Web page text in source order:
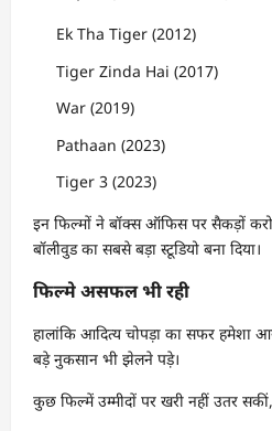
Ek Tha Tiger (2012)
Tiger Zinda Hai (2017)
War (2019)
Pathaan (2023)
Tiger 3 (2023)
इन फिल्मों ने बॉक्स ऑफिस पर सैकड़ों
बॉलीवुड का सबसे बड़ा स्टूडियो बना दिया।
फिल्मे असफल भी रही
हालांकि आदित्य चोपड़ा का सफर हमेशा
बड़े नुकसान भी झेलने पड़े।
कुछ फिल्में उम्मीदों पर खरी नहीं उतर